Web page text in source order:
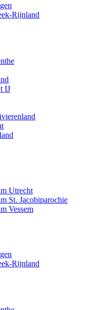
Rijnland
IJ
Utrecht
St. Jacobiparochie
Vessem
Rijnland